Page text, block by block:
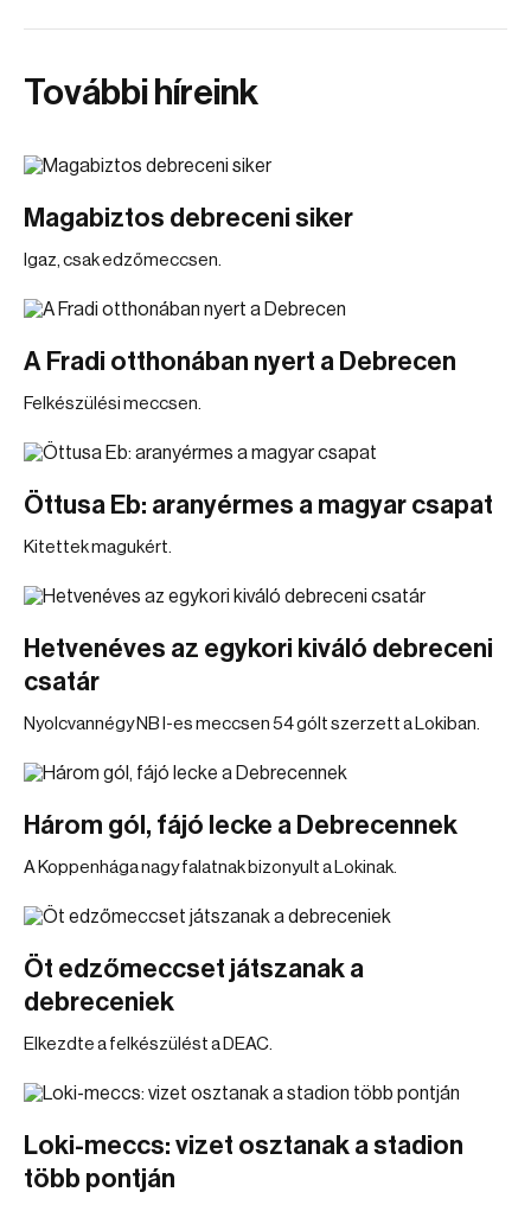
További híreink
Magabiztos debreceni siker
Igaz, csak edzőmeccsen.
A Fradi otthonában nyert a Debrecen
Felkészülési meccsen.
Öttusa Eb: aranyérmes a magyar csapat
Kitettek magukért.
Hetvenéves az egykori kiváló debreceni
csatár
Nyolcvannégy NB I-es meccsen 54 gólt szerzett a Lokiban.
Három gól, fájó lecke a Debrecennek
A Koppenhága nagy falatnak bizonyult a Lokinak.
Öt edzőmeccset játszanak a
debreceniek
Elkezdte a felkészülést a DEAC.
Loki-meccs: vizet osztanak a stadion
több pontján